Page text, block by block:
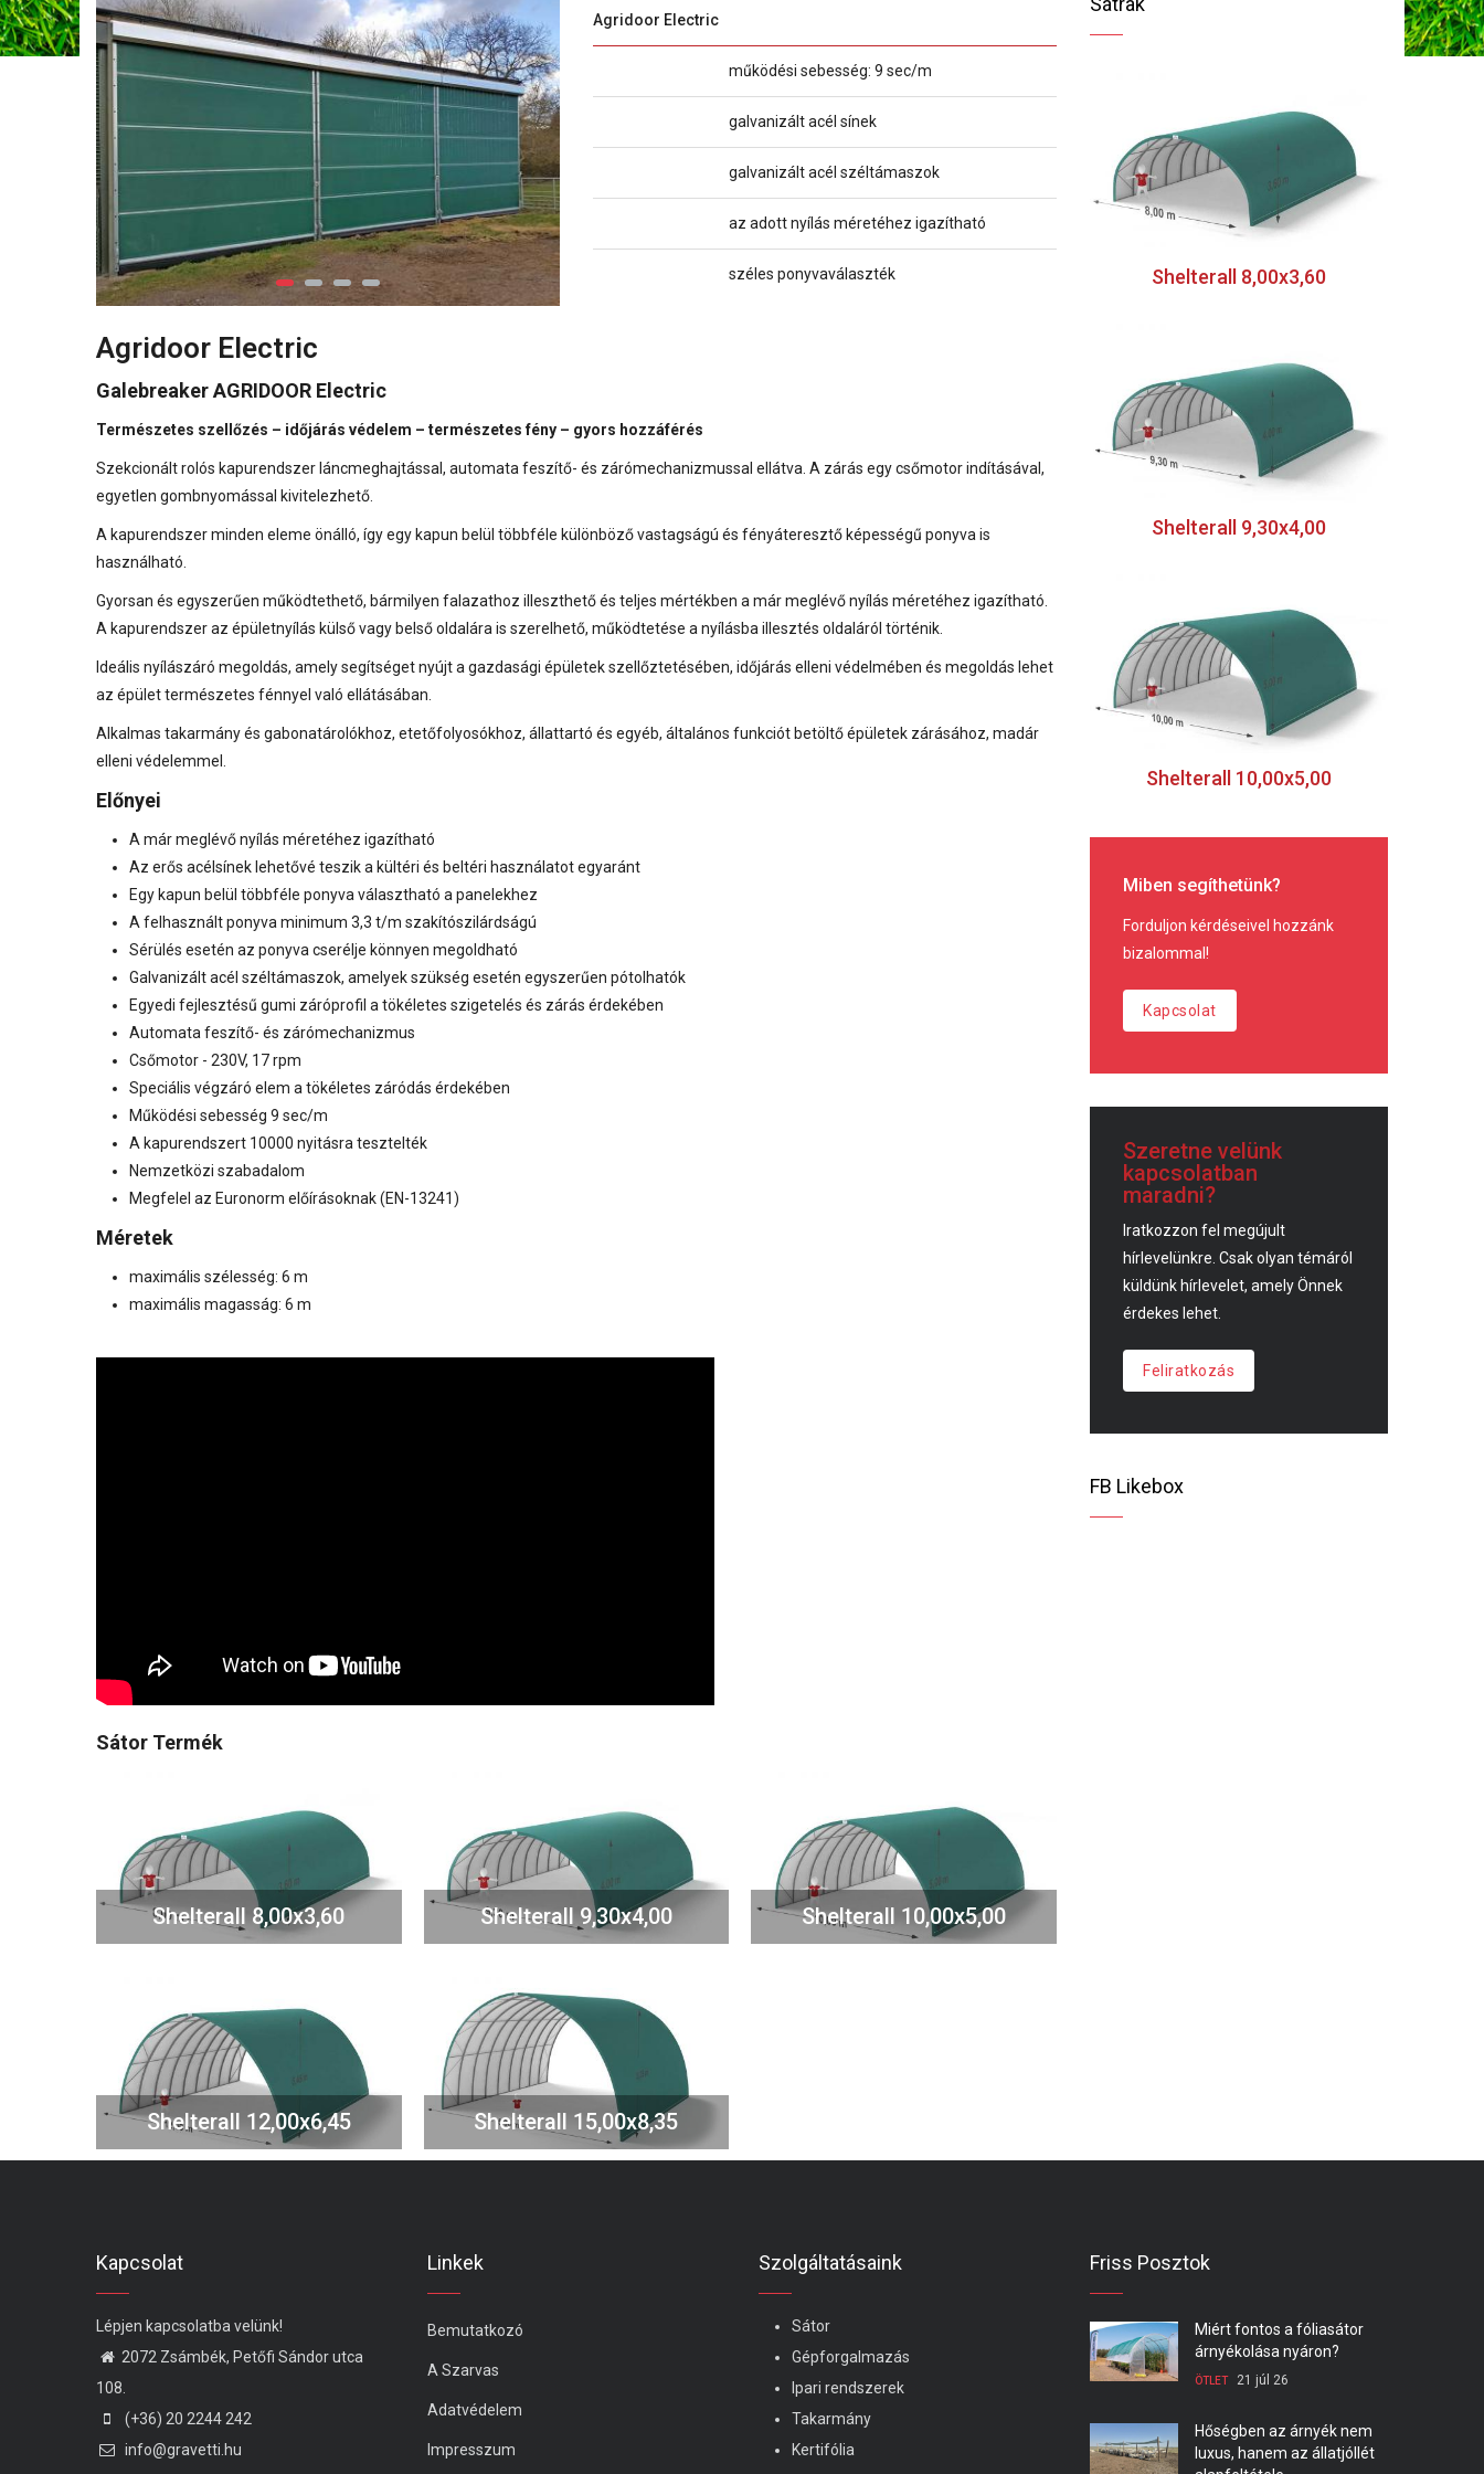
Agridoor Electric
működési sebesség: 9 sec/m
galvanizált acél sínek
galvanizált acél széltámaszok
az adott nyílás méretéhez igazítható
széles ponyvaválaszték
Agridoor Electric
Galebreaker AGRIDOOR Electric
Természetes szellőzés – időjárás védelem – természetes fény – gyors hozzáférés
Szekcionált rolós kapurendszer láncmeghajtással, automata feszítő- és zárómechanizmussal ellátva. A zárás egy csőmotor indításával,
egyetlen gombnyomással kivitelezhető.
A kapurendszer minden eleme önálló, így egy kapun belül többféle különböző vastagságú és fényáteresztő képességű ponyva is
használható.
Gyorsan és egyszerűen működtethető, bármilyen falazathoz illeszthető és teljes mértékben a már meglévő nyílás méretéhez igazítható.
A kapurendszer az épületnyílás külső vagy belső oldalára is szerelhető, működtetése a nyílásba illesztés oldaláról történik.
Ideális nyílászáró megoldás, amely segítséget nyújt a gazdasági épületek szellőztetésében, időjárás elleni védelmében és megoldás lehet
az épület természetes fénnyel való ellátásában.
Alkalmas takarmány és gabonatárolókhoz, etetőfolyosókhoz, állattartó és egyéb, általános funkciót betöltő épületek zárásához, madár
elleni védelemmel.
Előnyei
A már meglévő nyílás méretéhez igazítható
Az erős acélsínek lehetővé teszik a kültéri és beltéri használatot egyaránt
Egy kapun belül többféle ponyva választható a panelekhez
A felhasznált ponyva minimum 3,3 t/m szakítószilárdságú
Sérülés esetén az ponyva cserélje könnyen megoldható
Galvanizált acél széltámaszok, amelyek szükség esetén egyszerűen pótolhatók
Egyedi fejlesztésű gumi záróprofil a tökéletes szigetelés és zárás érdekében
Automata feszítő- és zárómechanizmus
Csőmotor - 230V, 17 rpm
Speciális végzáró elem a tökéletes záródás érdekében
Működési sebesség 9 sec/m
A kapurendszert 10000 nyitásra tesztelték
Nemzetközi szabadalom
Megfelel az Euronorm előírásoknak (EN-13241)
Méretek
maximális szélesség: 6 m
maximális magasság: 6 m
Sátor Termék
Shelterall 8,00x3,60 Shelterall 9,30x4,00 Shelterall 10,00x5,00
Shelterall 12,00x6,45 Shelterall 15,00x8,35
Shelterall 8,00x3,60
Shelterall 9,30x4,00
Shelterall 10,00x5,00
Miben segíthetünk?
Forduljon kérdéseivel hozzánk
bizalommal!
Kapcsolat
Szeretne velünk
kapcsolatban
maradni?
Iratkozzon fel megújult
hírlevelünkre. Csak olyan témáról
küldünk hírlevelet, amely Önnek
érdekes lehet.
Feliratkozás
FB Likebox
Kapcsolat
Lépjen kapcsolatba velünk!
2072 Zsámbék, Petőfi Sándor utca
108.
(+36) 20 2244 242
info@gravetti.hu
Linkek
Bemutatkozó
A Szarvas
Adatvédelem
Impresszum
Szolgáltatásaink
Sátor
Gépforgalmazás
Ipari rendszerek
Takarmány
Kertifólia
Friss Posztok
Miért fontos a fóliasátor
árnyékolása nyáron?
ÖTLET 21 júl 26
Hőségben az árnyék nem
luxus, hanem az állatjóllét